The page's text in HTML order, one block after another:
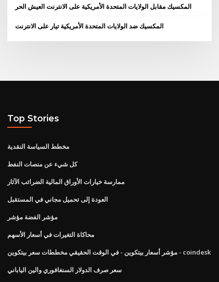
المكسيك مقابل الولايات المتحدة الأمريكية على الانترنت العيش الحر
المكسيك ضد الولايات المتحدة الأمريكية تيار على الانترنت
Top Stories
مخطط السياسة النقدية
كل شيء عن منصات النفط
ممارسة خيارات الأوراق المالية الضرائب الآثار
العودة إلى تحميل مجاني في المستقبل
مؤشر الفضة مؤشر
محاكاة التغيرات في أسعار الأسهم
مؤشر أسعار بيتكوين - في الوقت الحقيقي مخططات سعر بيتكوين - coindesk
سعر صرف الدولار السنغافوري والين الياباني